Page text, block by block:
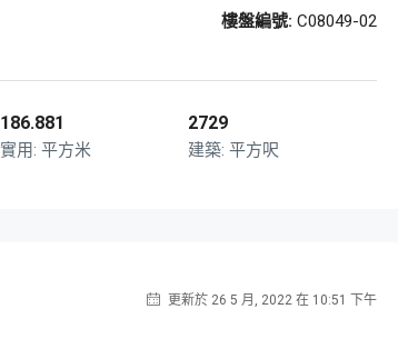
樓盤編號: C08049-02
186.881
平方米
2729
平方呎
更新於 26 5 月, 2022 在 10:51 下午